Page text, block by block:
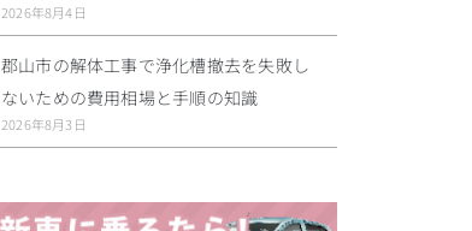
2026年8月4日
郡山市の解体工事で浄化槽撤去を失敗し
ないための費用相場と手順の知識
2026年8月3日